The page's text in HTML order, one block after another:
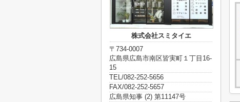
株式会社スミタイエ
〒734-0007
広島県広島市南区皆実町１丁目16-
15
TEL/082-252-5656
FAX/082-252-5657
広島県知事 (2) 第11147号